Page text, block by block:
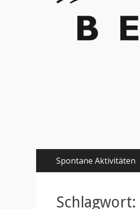
Primäres
Menü
zum
Spontane Aktivitäten
Schlagwort: